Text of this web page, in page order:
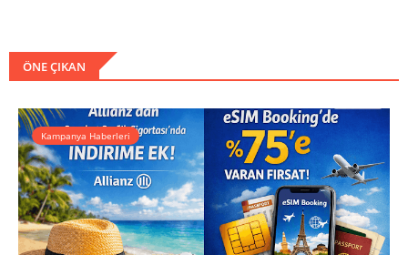
ÖNE ÇIKAN
Kampanya Haberleri